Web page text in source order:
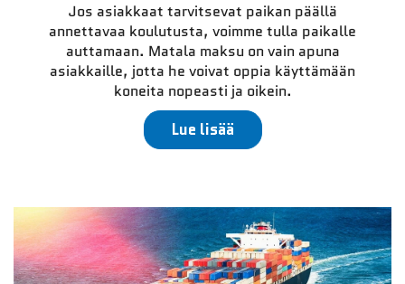
Jos asiakkaat tarvitsevat paikan päällä
annettavaa koulutusta, voimme tulla paikalle
auttamaan. Matala maksu on vain apuna
asiakkaille, jotta he voivat oppia käyttämään
koneita nopeasti ja oikein.
Lue lisää